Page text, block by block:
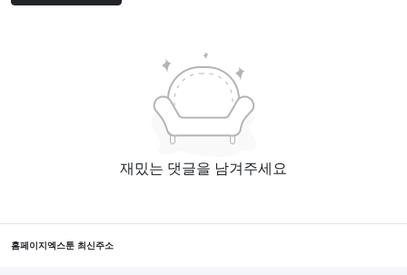
재밌는 댓글을 남겨주세요
홈페이지 엑스툰 최신주소